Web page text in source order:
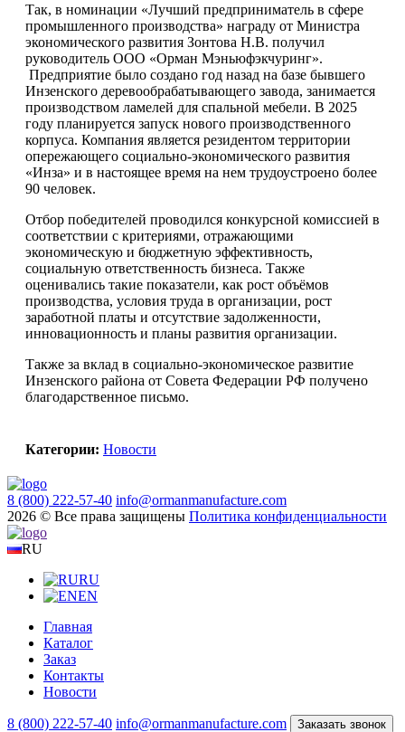
Так, в номинации «Лучший предприниматель в сфере
промышленного производства» награду от Министра
экономического развития Зонтова Н.В. получил
руководитель ООО «Орман Мэньюфэкчуринг».
Предприятие было создано год назад на базе бывшего
Инзенского деревообрабатывающего завода, занимается
производством ламелей для спальной мебели. В 2025
году планируется запуск нового производственного
корпуса. Компания является резидентом территории
опережающего социально-экономического развития
«Инза» и в настоящее время на нем трудоустроено более
90 человек.
Отбор победителей проводился конкурсной комиссией в
соответствии с критериями, отражающими
экономическую и бюджетную эффективность,
социальную ответственность бизнеса. Также
оценивались такие показатели, как рост объёмов
производства, условия труда в организации, рост
заработной платы и отсутствие задолженности,
инновационность и планы развития организации.
Также за вклад в социально-экономическое развитие
Инзенского района от Совета Федерации РФ получено
благодарственное письмо.
Категории: Новости
8 (800) 222-57-40 info@ormanmanufacture.com
2026 © Все права защищены Политика конфиденциальности
RU
RU
EN
Главная
Каталог
Заказ
Контакты
Новости
8 (800) 222-57-40 info@ormanmanufacture.com Заказать звонок